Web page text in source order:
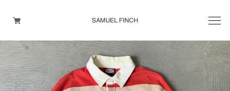
Men's